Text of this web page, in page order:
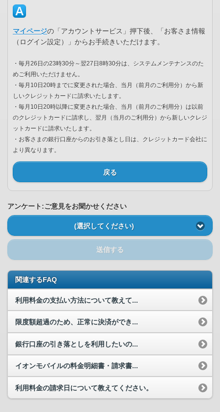
マイページの「アカウントサービス」押下後、「お客さま情報
（ログイン設定）」からお手続きいただけます。
・毎月26日の23時30分～翌27日8時30分は、システムメンテナンスのた
めご利用いただけません。
・毎月10日20時までに変更された場合、当月（前月のご利用分）から新
しいクレジットカードに請求いたします。
・毎月10日20時以降に変更された場合、当月（前月のご利用分）は以前
のクレジットカードに請求し、翌月（当月のご利用分）から新しいクレジ
ットカードに請求いたします。
・お客さまの銀行口座からのお引き落とし日は、クレジットカード会社に
より異なります。
戻る
アンケート:ご意見をお聞かせください
(選択してください)
送信する
関連するFAQ
利用料金の支払い方法について教えて...
限度額超過のため、正常に決済ができ...
銀行口座の引き落としを利用したいの...
イオンモバイルの料金明細書・請求書...
利用料金の請求日について教えてください。